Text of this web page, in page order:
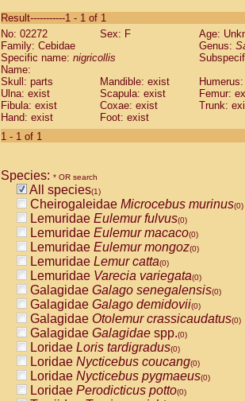
CebidaeSaguinus labiatus(0)
Cebidae Saguinus leucopus (0)
Cebidae
CebidaeSaguinus mystax
Cebidae Saguinus nigricollis (1)
Cebidae Saguinus oedipus
Cebidae Saguinus weddelli
Cebidae Saguinusspp.
Cebidae
CebidaeCebus capucinus
CebidaeCebus nigrivittatus
CebidaeCebus spp.(0)
CebidaeSaimiri boliviensis(0)
CebidaeSaimiri sciureus(0)
AtelidaeAlouatta caraya(0)
AtelidaeAlouatta fusca(0)
AtelidaeAlouatta seniculus(0)
AtelidaeAlouattaspp.(0)
AtelidaeAteles belzebuth(0)
AtelidaeAteles geoffroyi(0)
AtelidaeAteles paniscus(0)
AtelidaeAtelesspp.(0)
AtelidaeLagothrix lagothricha(0)
AtelidaeLagothrix lagothricha cana
PitheciidaeCacajao calvus
Result-----------1 - 1 of 1
No: 02272
Sex: F
Age:
Family: Cebidae
Genus:
Specific name: nigricollis
Name:
Skull: parts
Mandible: exist
Ulna: exist
Scapula: exist
Femur:
Fibula: exist
Coxae: exist
Trunk:
Hand: exist
Foot: exist
1 - 1 of 1
Species: * OR search
All species(1)
Cheirogaleidae Microcebus murinus(0)
Lemuridae Eulemur fulvus(0)
Lemuridae Eulemur macaco(0)
Lemuridae Eulemur mongoz(0)
Lemuridae Lemur catta(0)
Lemuridae Varecia variegata(0)
Galagidae Galago senegalensis(0)
Galagidae Galago demidovii(0)
Galagidae Otolemur crassicaudatus(0)
Galagidae Galagidae spp.(0)
Loridae Loris tardigradus(0)
Loridae Nycticebus coucang(0)
Loridae Nycticebus pygmaeus(0)
Loridae Perodicticus potto(0)